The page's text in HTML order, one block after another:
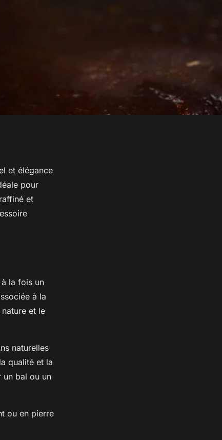
et élégance
pour
et
la fois un
à la
et le
naturelles
qualité et la
un bal ou un
ou en pierre